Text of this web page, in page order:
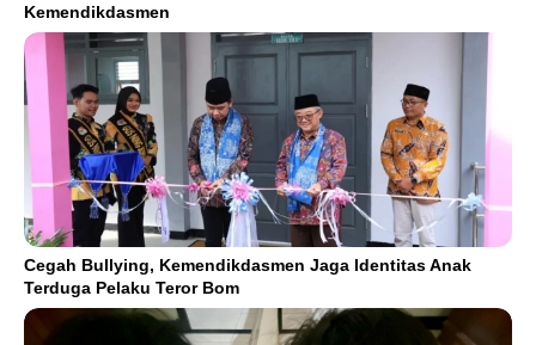
Kemendikdasmen
Cegah Bullying, Kemendikdasmen Jaga Identitas Anak
Terduga Pelaku Teror Bom